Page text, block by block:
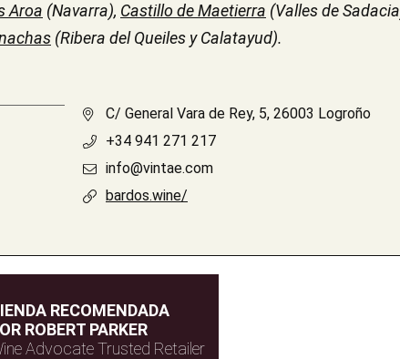
Aroa (Navarra), Castillo de Maetierra (Valles de
(Ribera del Queiles y Calatayud).
C/ General Vara de Rey, 5, 26003 Logroño
+34 941 271 217
info@vintae.com
bardos.wine/
RECOMENDADA
ROBERT PARKER
Advocate Trusted Retailer